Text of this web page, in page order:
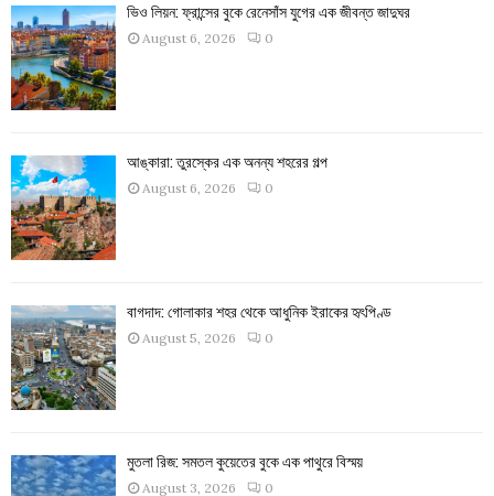
ভিও লিয়ন: ফ্রান্সের বুকে রেনেসাঁস যুগের এক জীবন্ত জাদুঘর
August 6, 2026 0
আঙ্কারা: তুরস্কের এক অনন্য শহরের গল্প
August 6, 2026 0
বাগদাদ: গোলাকার শহর থেকে আধুনিক ইরাকের হৃৎপিণ্ড
August 5, 2026 0
মুতলা রিজ: সমতল কুয়েতের বুকে এক পাথুরে বিস্ময়
August 3, 2026 0